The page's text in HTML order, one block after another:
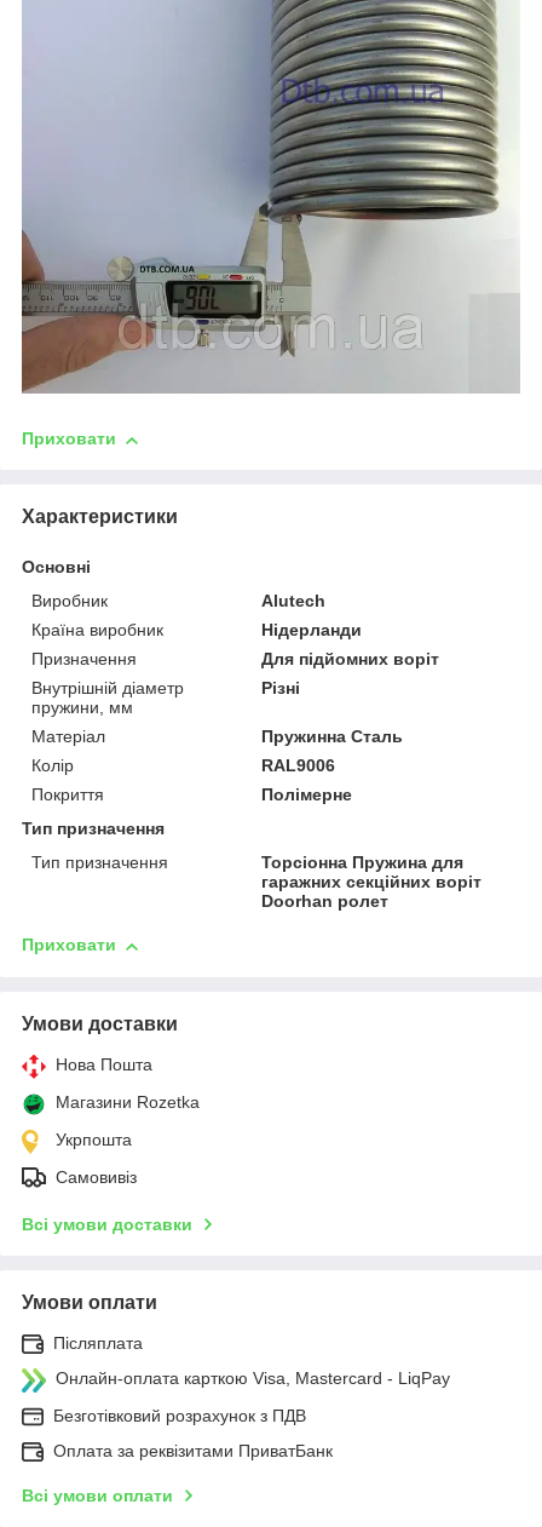
Приховати
Характеристики
Основні
Виробник
Alutech
Країна виробник
Нідерланди
Призначення
Для підйомних воріт
Внутрішній діаметр
пружини, мм
Різні
Матеріал
Пружинна Сталь
Колір
RAL9006
Покриття
Полімерне
Тип призначення
Тип призначення
Торсіонна Пружина для
гаражних секційних воріт
Doorhan ролет
Приховати
Умови доставки
Нова Пошта
Магазини Rozetka
Укрпошта
Самовивіз
Всі умови доставки
Умови оплати
Післяплата
Онлайн-оплата карткою Visa, Mastercard - LiqPay
Безготівковий розрахунок з ПДВ
Оплата за реквізитами ПриватБанк
Всі умови оплати